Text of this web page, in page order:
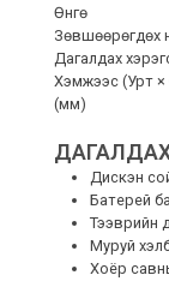
Өнгө
Зөвшөөрөгдөх
Дагалдах
Хэмжээс (Урт
(мм)
Дискэн
Батерей
Тээврийн
Муруй
Хоёр